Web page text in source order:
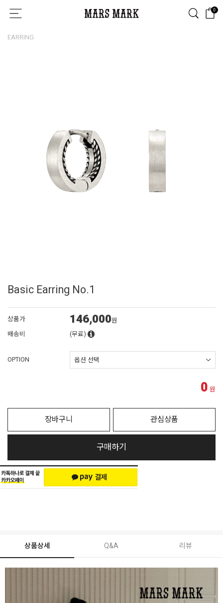
0
EARRING
Basic Earring No.1
상품가 146,000원
배송비
(무료)
OPTION
0 원
장바구니 관심상품
구매하기
상품상세 Q&A 리뷰